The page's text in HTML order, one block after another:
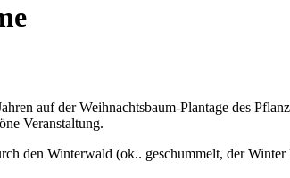
auf der Weihnachtsbaum-Plantage des
Veranstaltung.
den Winterwald (ok.. geschummelt, der